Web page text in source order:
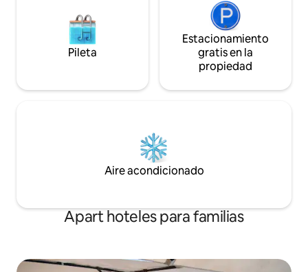
Pileta
Estacionamiento
gratis en la
propiedad
Aire acondicionado
Apart hoteles para familias